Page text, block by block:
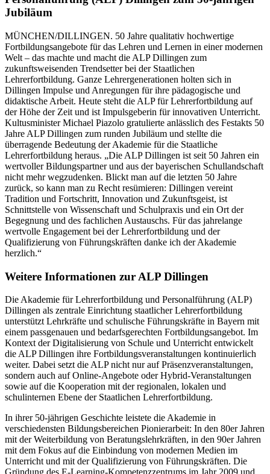
Jubiläum
MÜNCHEN/DILLINGEN. 50 Jahre qualitativ hochwertige
Fortbildungsangebote für das Lehren und Lernen in einer modernen
Welt – das machte und macht die ALP Dillingen zum
zukunftsweisenden Trendsetter bei der Staatlichen
Lehrerfortbildung. Ganze Lehrergenerationen holten sich in
Dillingen Impulse und Anregungen für ihre pädagogische und
didaktische Arbeit. Heute steht die ALP für Lehrerfortbildung auf
der Höhe der Zeit und ist Impulsgeberin für innovativen Unterricht.
Kultusminister Michael Piazolo gratulierte anlässlich des Festakts 50
Jahre ALP Dillingen zum runden Jubiläum und stellte die
überragende Bedeutung der Akademie für die Staatliche
Lehrerfortbildung heraus. „Die ALP Dillingen ist seit 50 Jahren ein
wertvoller Bildungspartner und aus der bayerischen Schullandschaft
nicht mehr wegzudenken. Blickt man auf die letzten 50 Jahre
zurück, so kann man zu Recht resümieren: Dillingen vereint
Tradition und Fortschritt, Innovation und Zukunftsgeist, ist
Schnittstelle von Wissenschaft und Schulpraxis und ein Ort der
Begegnung und des fachlichen Austauschs. Für das jahrelange
wertvolle Engagement bei der Lehrerfortbildung und der
Qualifizierung von Führungskräften danke ich der Akademie
herzlich.“
Weitere Informationen zur ALP Dillingen
Die Akademie für Lehrerfortbildung und Personalführung (ALP)
Dillingen als zentrale Einrichtung staatlicher Lehrerfortbildung
unterstützt Lehrkräfte und schulische Führungskräfte in Bayern mit
einem passgenauen und bedarfsgerechten Fortbildungsangebot. Im
Kontext der Digitalisierung von Schule und Unterricht entwickelt
die ALP Dillingen ihre Fortbildungsveranstaltungen kontinuierlich
weiter. Dabei setzt die ALP nicht nur auf Präsenzveranstaltungen,
sondern auch auf Online-Angebote oder Hybrid-Veranstaltungen
sowie auf die Kooperation mit der regionalen, lokalen und
schulinternen Ebene der Staatlichen Lehrerfortbildung.
In ihrer 50-jährigen Geschichte leistete die Akademie in
verschiedensten Bildungsbereichen Pionierarbeit: In den 80er Jahren
mit der Weiterbildung von Beratungslehrkräften, in den 90er Jahren
mit dem Fokus auf die Einbindung von modernen Medien im
Unterricht und mit der Qualifizierung von Führungskräften. Die